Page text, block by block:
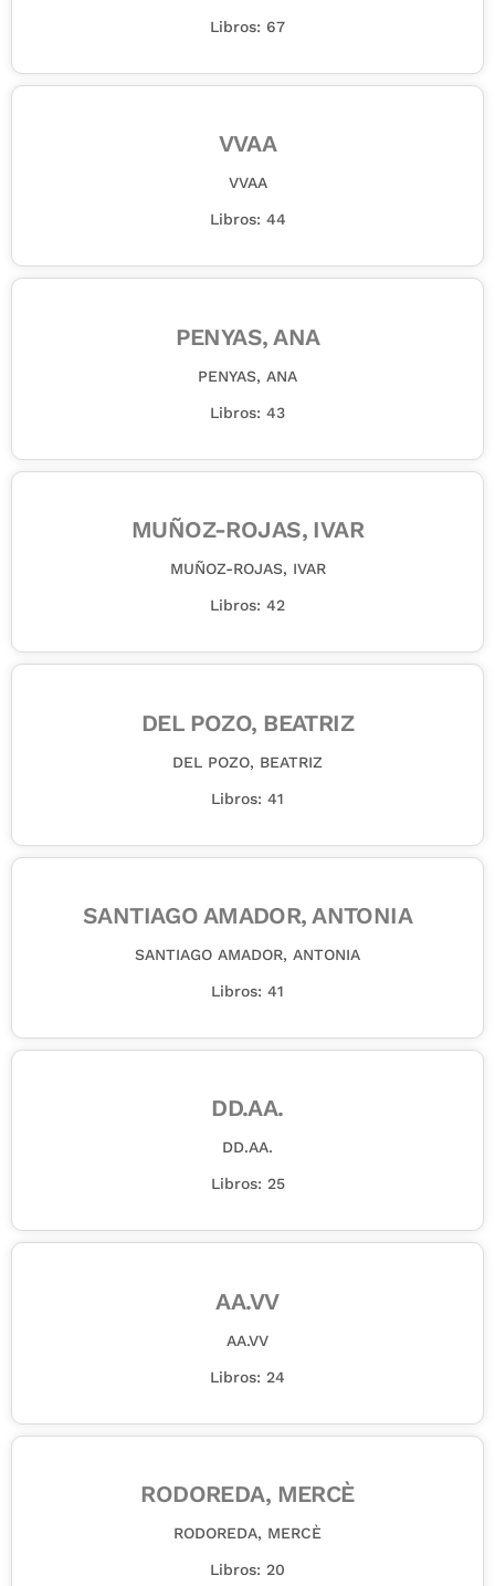
Libros: 67
VVAA
VVAA
Libros: 44
PENYAS, ANA
PENYAS, ANA
Libros: 43
MUÑOZ-ROJAS, IVAR
MUÑOZ-ROJAS, IVAR
Libros: 42
DEL POZO, BEATRIZ
DEL POZO, BEATRIZ
Libros: 41
SANTIAGO AMADOR, ANTONIA
SANTIAGO AMADOR, ANTONIA
Libros: 41
DD.AA.
DD.AA.
Libros: 25
AA.VV
AA.VV
Libros: 24
RODOREDA, MERCÈ
RODOREDA, MERCÈ
Libros: 20